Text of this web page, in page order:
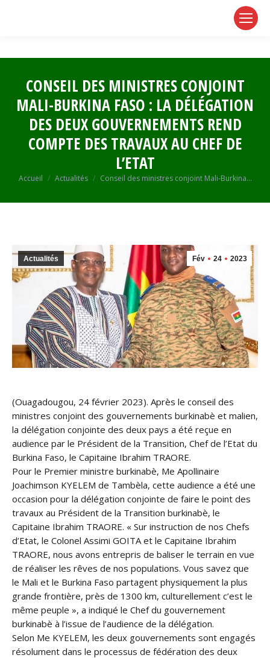
CONSEIL DES MINISTRES CONJOINT
MALI-BURKINA FASO : LA DÉLÉGATION
DES DEUX GOUVERNEMENTS REND
COMPTE DES TRAVAUX AU CHEF DE
L’ETAT
Vous êtes ici :
Accueil Actualités Conseil des ministres conjoint Mali-Burkina…
Fév 24 2023
Actualités
(Ouagadougou, 24 février 2023). Après le conseil des
ministres conjoint des gouvernements burkinabè et malien,
la délégation conjointe des deux pays a été reçue en
audience par le Président de la Transition, Chef de l’Etat du
Burkina Faso, le Capitaine Ibrahim TRAORE.
Pour le Premier ministre burkinabè, Me Apollinaire
Joachimson KYELEM de Tambèla, cette audience a été une
occasion pour la délégation conjointe de faire le point des
travaux au Président de la Transition burkinabè, le
Capitaine Ibrahim TRAORE. « Sur instruction de nos Chefs
d’Etat, le Colonel Assimi GOITA et le Capitaine Ibrahim
TRAORE, nous avons entrepris de baliser le terrain en vue
de réaliser les rêves de nos populations. Vous savez que
le Mali et le Burkina Faso partagent physiquement la plus
grande frontière, près de 1300 km, culturellement c’est le
même peuple », a indiqué le Chef du gouvernement
burkinabè à l’issue de l’audience de la délégation.
Selon Me KYELEM, les deux gouvernements sont engagés
résolument dans le processus de fédération des deux